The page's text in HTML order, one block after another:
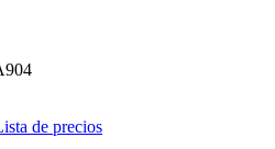
de precios